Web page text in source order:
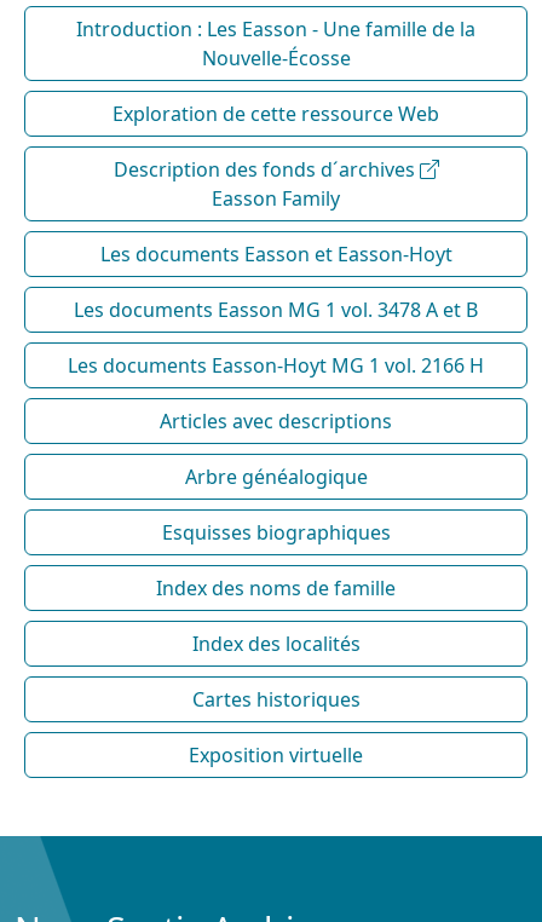
Introduction : Les Easson - Une famille de la
Nouvelle-Écosse
Exploration de cette ressource Web
Description des fonds d´archives
Easson Family
Les documents Easson et Easson-Hoyt
Les documents Easson MG 1 vol. 3478 A et B
Les documents Easson-Hoyt MG 1 vol. 2166 H
Articles avec descriptions
Arbre généalogique
Esquisses biographiques
Index des noms de famille
Index des localités
Cartes historiques
Exposition virtuelle